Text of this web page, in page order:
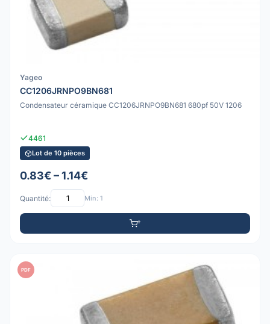
Yageo
CC1206JRNPO9BN681
Condensateur céramique CC1206JRNPO9BN681 680pf 50V 1206
4461
Lot de 10 pièces
0.83€ – 1.14€
Quantité: Min: 1
PDF